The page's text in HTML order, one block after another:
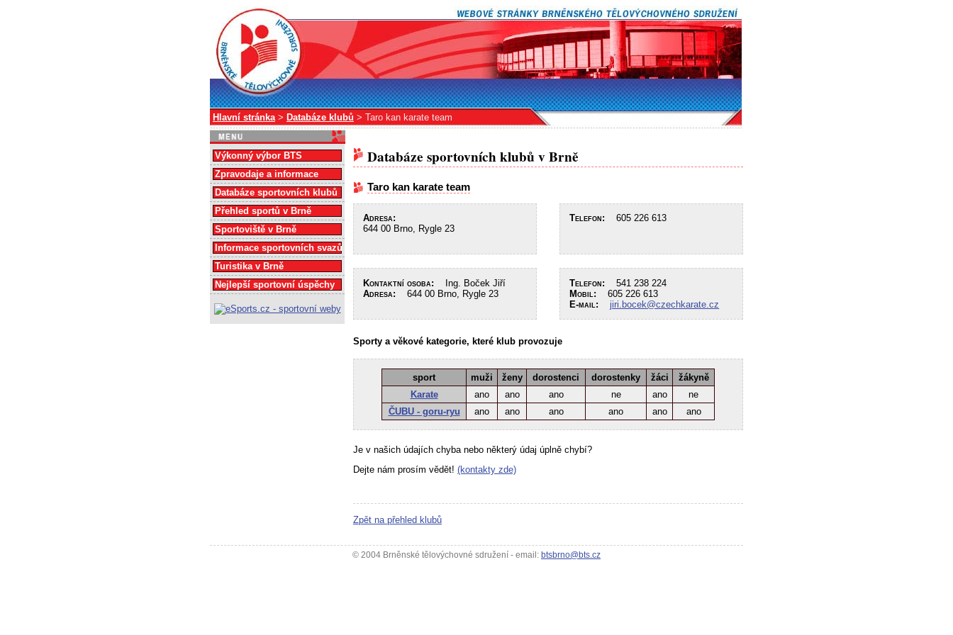
Hlavní stránka> Databáze klubů > Taro kan karate team
Databáze sportovních klubů v Brně
Taro kan karate team
Adresa:
644 00 Brno, Rygle 23
Telefon: 605 226 613
Kontaktní osoba: Ing. Boček Jiří
Adresa: 644 00 Brno, Rygle 23
Telefon: 541 238 224
Mobil: 605 226 613
E-mail:
jiri.bocek@czechkarate.cz
Sporty a věkové kategorie, které klub provozuje
sport muži ženy dorostenci dorostenky žáci
žákyně
Karate
ano ano ano ne ano
ne
ČUBU - goru-ryu
ano ano ano ano ano ano
Je v našich údajích chyba nebo některý údaj úplně chybí?
Dejte nám prosím vědět! (kontakty zde)
Zpět na přehled klubů
Výkonný výbor BTS
Zpravodaje a informace
Databáze sportovních klubů
Přehled sportů v Brně
Sportoviště v Brně
Informace sportovních svazů
Turistika v Brně
Nejlepší sportovní úspěchy
© 2004 Brněnské tělovýchovné sdružení - email: btsbrno@bts.cz